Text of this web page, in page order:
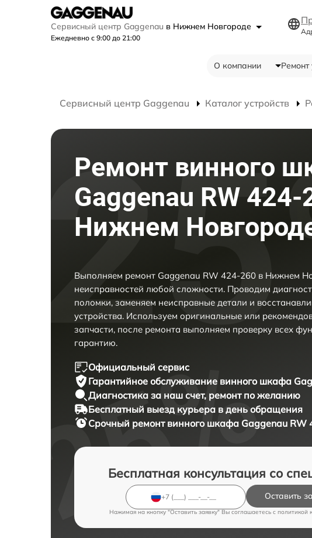
Сервисный центр Gaggenau в Нижнем Новгороде
Ежедневно с 9:00 до 21:00
О компании Ремонт
Сервисный центр Gaggenau Каталог устройств
Ремонт винного
Gaggenau RW 424-
Нижнем
Выполняем ремонт Gaggenau RW 424-260 в Нижнем
неисправностей любой сложности. Проводим
поломки, заменяем неисправные детали и
устройства. Используем оригинальные или
запчасти, после ремонта выполняем проверку всех
гарантию.
Официальный сервис
Гарантийное обслуживание винного шкафа
Диагностика за наш счет, ремонт по желанию
Бесплатный выезд курьера в день обращения
Срочный ремонт винного шкафа Gaggenau RW
Бесплатная консультация со
Оставить
Нажимая на кнопку "Оставить заявку" Вы соглашаетесь c политикой